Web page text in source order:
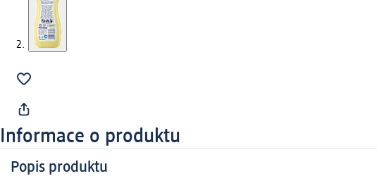
Informace o produktu
Popis produktu